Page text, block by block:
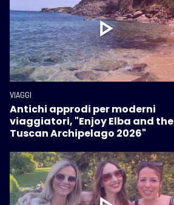
VIAGGI
Antichi approdi per moderni
viaggiatori, "Enjoy Elba and the
Tuscan Archipelago 2026"